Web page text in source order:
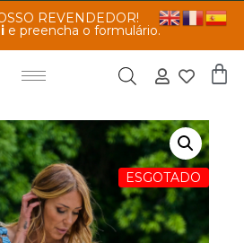
REVENDEDOR!
e preencha o formulário.
ESGOTADO